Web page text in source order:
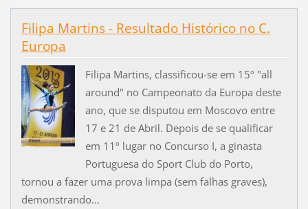
Filipa Martins - Resultado Histórico no C.
Europa
Filipa Martins, classificou-se em 15º "all
around" no Campeonato da Europa deste
ano, que se disputou em Moscovo entre
17 e 21 de Abril. Depois de se qualificar
em 11º lugar no Concurso I, a ginasta
Portuguesa do Sport Club do Porto,
tornou a fazer uma prova limpa (sem falhas graves),
demonstrando...